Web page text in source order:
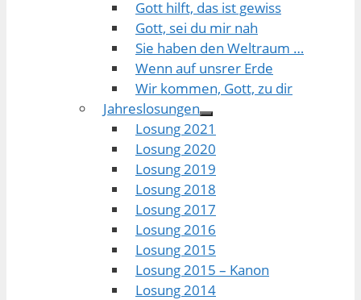
Gott hilft, das ist gewiss
Gott, sei du mir nah
Sie haben den Weltraum …
Wenn auf unsrer Erde
Wir kommen, Gott, zu dir
Jahreslosungen
Losung 2021
Losung 2020
Losung 2019
Losung 2018
Losung 2017
Losung 2016
Losung 2015
Losung 2015 – Kanon
Losung 2014